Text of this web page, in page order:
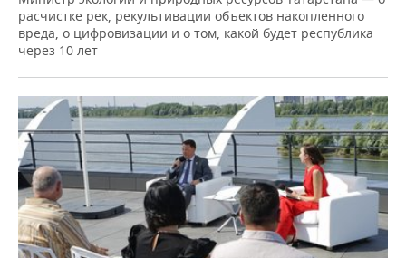
расчистке рек, рекультивации объектов накопленного
вреда, о цифровизации и о том, какой будет республика
через 10 лет